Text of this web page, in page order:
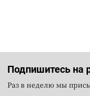
Подпишитесь на
Раз в неделю мы